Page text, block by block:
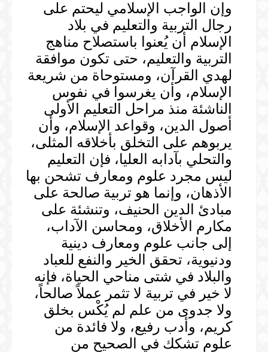
وإن الواجب الإسلامي ليحتم على
رجال التربية والتعليم في بلاد
الإسلام أن يُعنوا باستصلاح مناهج
التربية والتعليم، حتى تكون موافقة
لهدي القرآن، ومستوحاة من شريعة
الإسلام، وأن يغرسوا في نفوس
الناشئة منذ مراحل التعليم الأولى
أصول الدين، وقواعد الإسلام، وأن
يربوهم على التخلق بأخلاقه المثلى،
والتحلي بآدابه العليا، فإن التعليم
ليس مجرد علوم ومعارف تشحن بها
الأذهان، وإنما هو تربية صالحة على
مبادئ الدين الحنيف، وتنشئة على
مكارم الأخلاق، ومحاسن الآداب،
إلى جانب علوم ومعارف دينية
ودنيوية، تحقق الخير والنفع للعباد
والبلاد في شتى مناحي الحياة، فإنه
لا خير في تربية لا تثمر عملاً صالحاً،
ولا جدوى من علم لم يُكْس بخلق
كريم، وأدب رفيع، ولا فائدة من
علوم تشكك في الصحيح من